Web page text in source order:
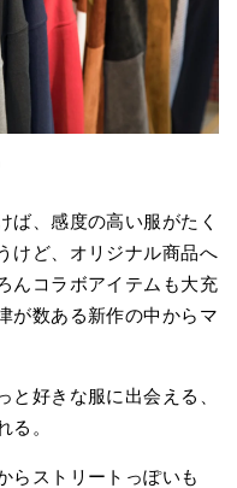
ば、感度の高い服がたく
けど、オリジナル商品へ
んコラボアイテムも大充
数ある新作の中からマ
好きな服に出会える、
る。
ストリートっぽいも